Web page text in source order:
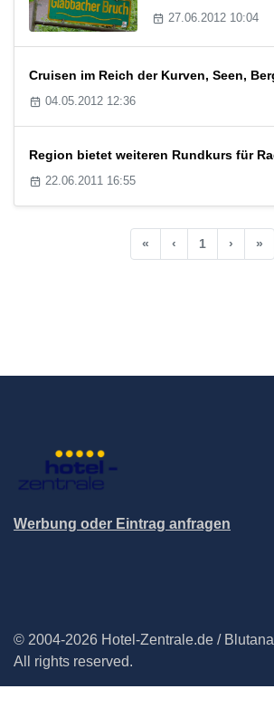
27.06.2012 10:04
Cruisen im Reich der Kurven, Seen,
04.05.2012 12:36
Region bietet weiteren Rundkurs für
22.06.2011 16:55
« ‹ 1 › »
Werbung oder Eintrag anfragen
© 2004-2026 Hotel-Zentrale.de /
All rights reserved.